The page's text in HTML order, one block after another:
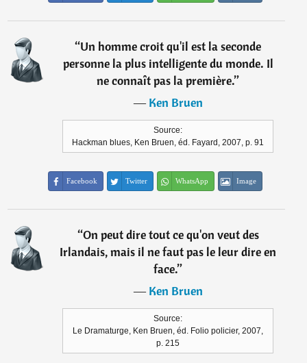
“Un homme croit qu'il est la seconde
personne la plus intelligente du monde. Il
ne connaît pas la première.”
―Ken Bruen
Source:
Hackman blues, Ken Bruen, éd. Fayard, 2007, p. 91
Facebook Twitter WhatsApp Image
“On peut dire tout ce qu'on veut des
Irlandais, mais il ne faut pas le leur dire en
face.”
―Ken Bruen
Source:
Le Dramaturge, Ken Bruen, éd. Folio policier, 2007,
p. 215